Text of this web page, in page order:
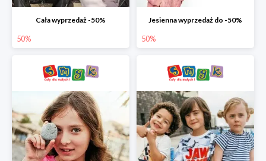
Cała wyprzedaż -50%
50%
Jesienna wyprzedaż do -50%
50%